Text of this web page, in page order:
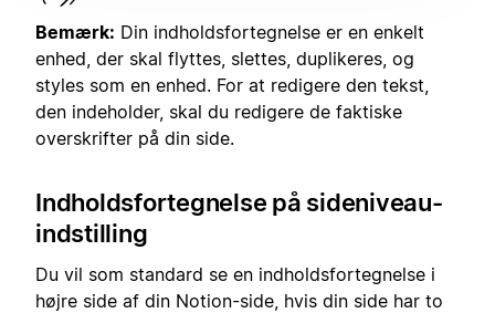
Bemærk: Din indholdsfortegnelse er en enkelt
enhed, der skal flyttes, slettes, duplikeres, og
styles som en enhed. For at redigere den tekst,
den indeholder, skal du redigere de faktiske
overskrifter på din side.
Indholdsfortegnelse på sideniveau-
indstilling
Du vil som standard se en indholdsfortegnelse i
højre side af din Notion-side, hvis din side har to